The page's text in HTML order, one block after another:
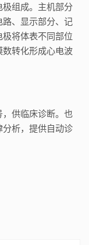
组成。主机部分
、显示部分、记
将体表不同部位
转化形成心电波
供临床诊断。也
析，提供自动诊